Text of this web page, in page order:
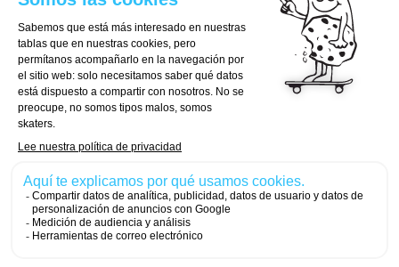
Guía de compra
Cómo Elegir tu Tabla